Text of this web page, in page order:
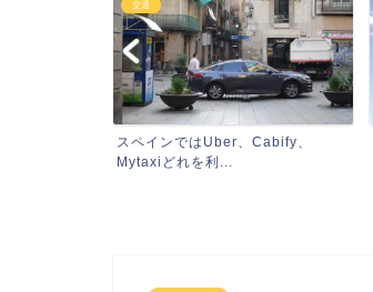
交通
スペインではUber、Cabify、
Mytaxiどれを利...